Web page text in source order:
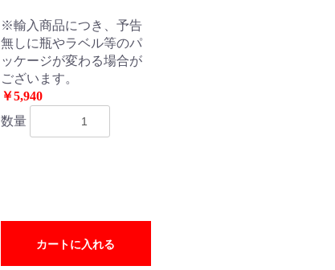
※輸入商品につき、予告
無しに瓶やラベル等のパ
ッケージが変わる場合が
ございます。
￥5,940
数量
カートに入れる